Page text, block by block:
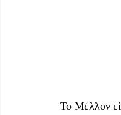
Το Μέλλον